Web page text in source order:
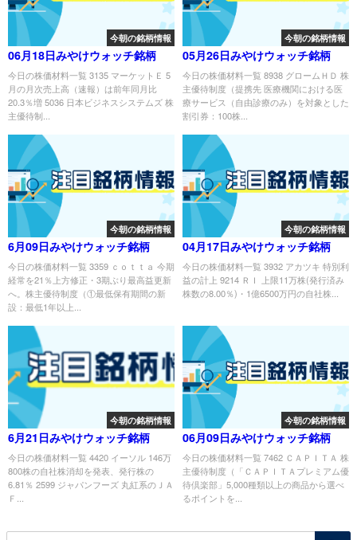
今朝の銘柄情報
06月18日みやけウォッチ銘柄
今日の株価材料一覧 3135 マーケットＥ 5
月の月次売上高（速報）は前年同月比
20.3％増 5036 日本ビジネスシステムズ 株
主優待制...
今朝の銘柄情報
05月26日みやけウォッチ銘柄
今日の株価材料一覧 8938 グロームＨＤ 株
主優待制度（提携先 医療機関における医
療サービス（自由診療のみ）を対象とした
割引券：100株...
今朝の銘柄情報
6月09日みやけウォッチ銘柄
今日の株価材料一覧 3359 ｃｏｔｔａ 今期
経常を21％上方修正・3期ぶり最高益更新
へ。株主優待制度（①最低保有期間の新
設：最低1年以上...
今朝の銘柄情報
04月17日みやけウォッチ銘柄
今日の株価材料一覧 3932 アカツキ 特別利
益の計上 9214 ＲＩ 上限11万株(発行済み
株数の8.00％)・1億6500万円の自社株...
今朝の銘柄情報
6月21日みやけウォッチ銘柄
今日の株価材料一覧 4420 イーソル 146万
800株の自社株消却を発表、発行株の
6.81％ 2599 ジャパンフーズ 丸紅系のＪＡ
Ｆ...
今朝の銘柄情報
06月09日みやけウォッチ銘柄
今日の株価材料一覧 7462 ＣＡＰＩＴＡ 株
主優待制度（「ＣＡＰＩＴＡプレミアム優
待倶楽部」5,000種類以上の商品から選べ
るポイントを...